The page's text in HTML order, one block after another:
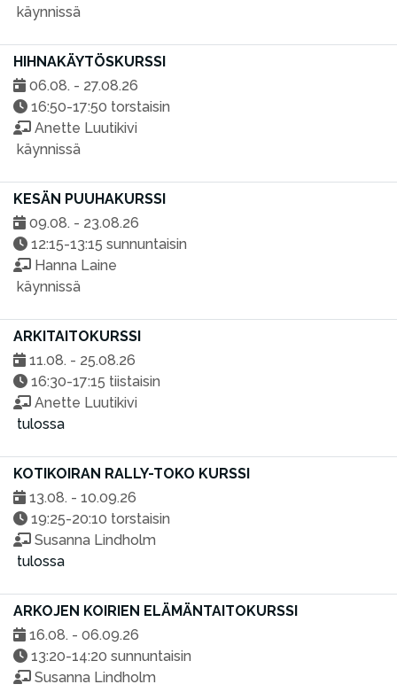
käynnissä
HIHNAKÄYTÖSKURSSI
06.08. - 27.08.26
16:50-17:50 torstaisin
Anette Luutikivi
käynnissä
KESÄN PUUHAKURSSI
09.08. - 23.08.26
12:15-13:15 sunnuntaisin
Hanna Laine
käynnissä
ARKITAITOKURSSI
11.08. - 25.08.26
16:30-17:15 tiistaisin
Anette Luutikivi
tulossa
KOTIKOIRAN RALLY-TOKO KURSSI
13.08. - 10.09.26
19:25-20:10 torstaisin
Susanna Lindholm
tulossa
ARKOJEN KOIRIEN ELÄMÄNTAITOKURSSI
16.08. - 06.09.26
13:20-14:20 sunnuntaisin
Susanna Lindholm